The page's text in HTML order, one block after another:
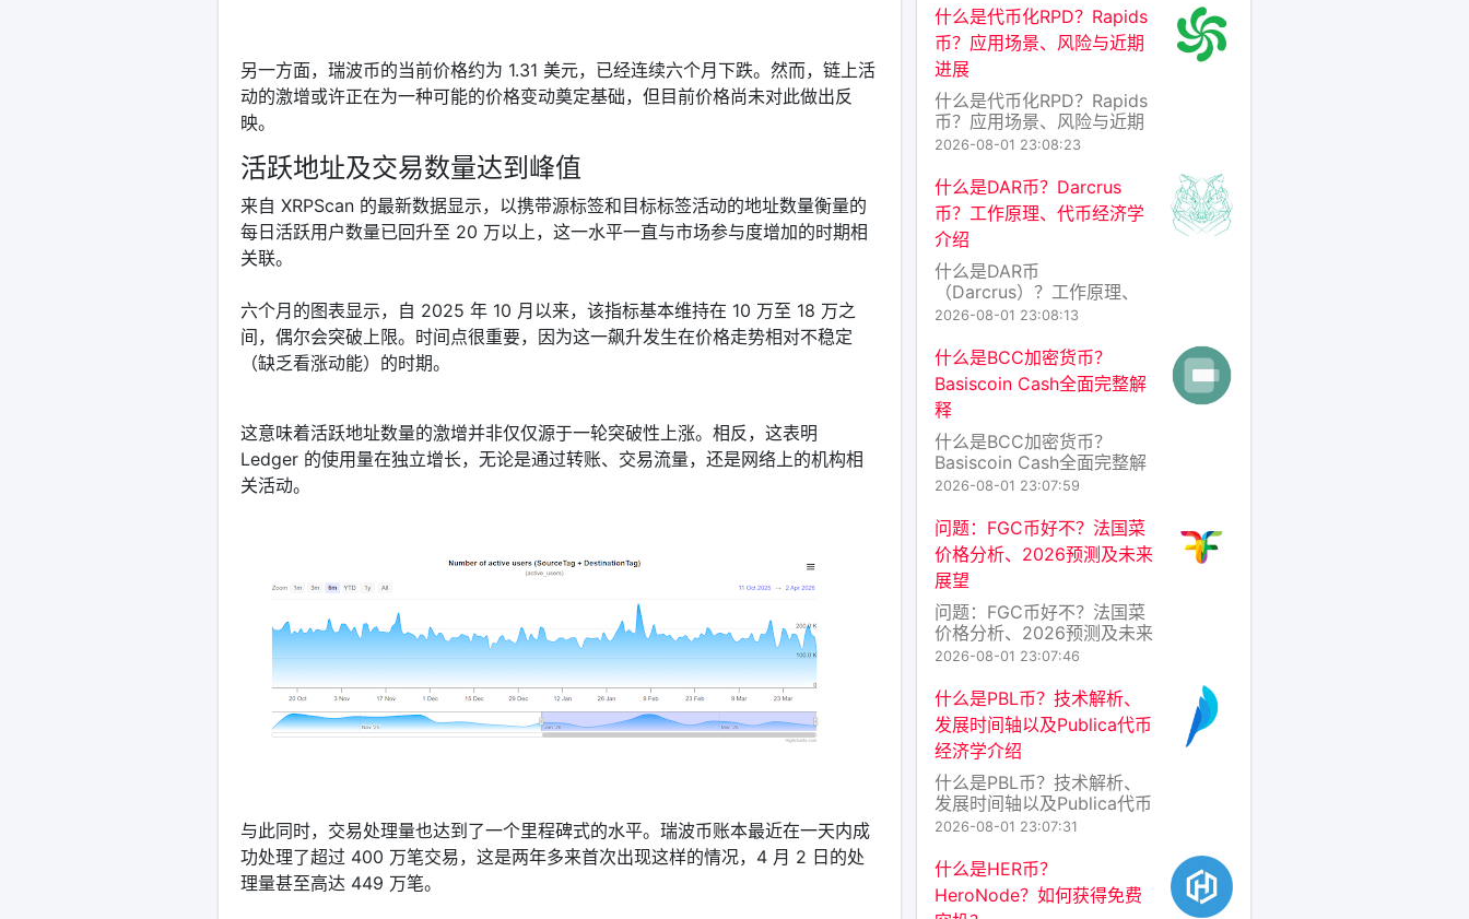
另一方面，瑞波币的当前价格约为 1.31 美元，已经连续六个月下跌。然而，链上活
动的激增或许正在为一种可能的价格变动奠定基础，但目前价格尚未对此做出反
映。
活跃地址及交易数量达到峰值
来自 XRPScan 的最新数据显示，以携带源标签和目标标签活动的地址数量衡量的
每日活跃用户数量已回升至 20 万以上，这一水平一直与市场参与度增加的时期相
关联。
六个月的图表显示，自 2025 年 10 月以来，该指标基本维持在 10 万至 18 万之
间，偶尔会突破上限。时间点很重要，因为这一飙升发生在价格走势相对不稳定
（缺乏看涨动能）的时期。
这意味着活跃地址数量的激增并非仅仅源于一轮突破性上涨。相反，这表明
Ledger 的使用量在独立增长，无论是通过转账、交易流量，还是网络上的机构相
关活动。
与此同时，交易处理量也达到了一个里程碑式的水平。瑞波币账本最近在一天内成
功处理了超过 400 万笔交易，这是两年多来首次出现这样的情况，4 月 2 日的处
理量甚至高达 449 万笔。
么？ XP币（Experience
Points Coin）并非主流加密
货币，而是一个典型的“社区
型”或“游戏化”代币，常被用
于某些区块
什么是代币化RPD？Rapids
币？应用场景、风险与近期
进展
什么是代币化RPD？Rapids
币？应用场景、风险与近期
进展 在区块链与金融科技的
频词。而RPD（Rapids） 正
是这一浪潮中的新兴项目
——它并非简单的“加密货
币”，而是一种代币化的实物
资产权益凭证，旨在将传统
流动性较差的资产（
2026-08-01 23:08:23
什么是DAR币？Darcrus
币？工作原理、代币经济学
介绍
什么是DAR币
（Darcrus）？工作原理、
代币经济学介绍 在区块链技
中心化应用（DApp）和加
密资产层出不穷。DAR币
（代币符号：DAR，项目
名：Darcrus）便是一个专
注于数据存储与账本互操作
性的区块链项目。它试图解
决传统中心
2026-08-01 23:08:13
什么是BCC加密货币？
Basiscoin Cash全面完整解
释
什么是BCC加密货币？
Basiscoin Cash全面完整解
释 在加密货币的浩瀚宇宙
Cash）是一个相对小众但设
计理念极具特色的项目。它
并非比特币现金（Bitcoin
Cash，同样简称BCC）——
那是另一个更知名的分叉
币。
2026-08-01 23:07:59
问题：FGC币好不？法国菜
价格分析、2026预测及未来
展望
问题：FGC币好不？法国菜
价格分析、2026预测及未来
展望 在加密货币的汪洋大海
“法式美食”或“法国文化”为概
念的项目代币）常被冠以“小
众蓝筹”或“高风险meme币”
的标签。要回答“FGC币好不
好”，不能简单看K线，而应
将其置于“
2026-08-01 23:07:46
什么是PBL币？技术解析、
发展时间轴以及Publica代币
经济学介绍
什么是PBL币？技术解析、
发展时间轴以及Publica代币
经济学介绍 一、PBL币定义
Blockchain Ledger
Token）是Publica项目发行
的原生加密资产，运行于以
2026-08-01 23:07:31
什么是HER币？
HeroNode？如何获得免费